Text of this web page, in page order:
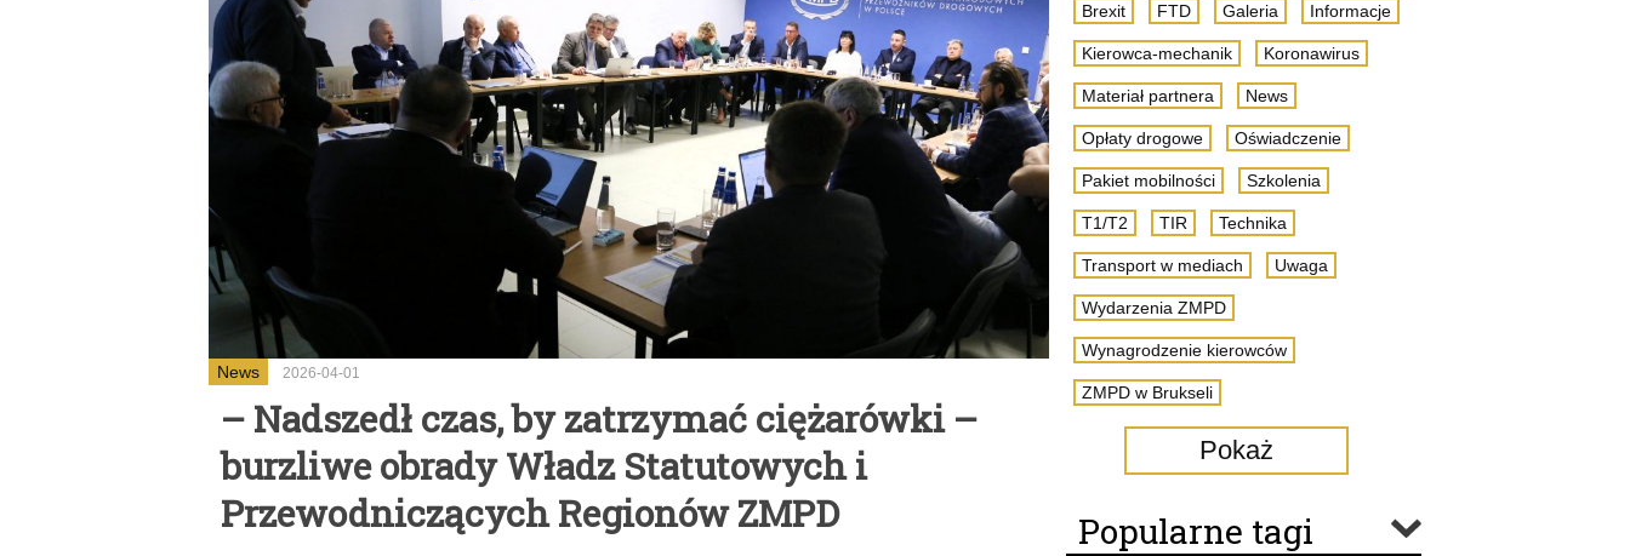
News 2026-04-01
– Nadszedł czas, by zatrzymać ciężarówki –
burzliwe obrady Władz Statutowych i
Przewodniczących Regionów ZMPD
Brexit FTD Galeria Informacje
Kierowca-mechanik Koronawirus
Materiał partnera News
Opłaty drogowe Oświadczenie
Pakiet mobilności Szkolenia
T1/T2 TIR Technika
Transport w mediach Uwaga
Wydarzenia ZMPD
Wynagrodzenie kierowców
ZMPD w Brukseli
Pokaż
Popularne tagi